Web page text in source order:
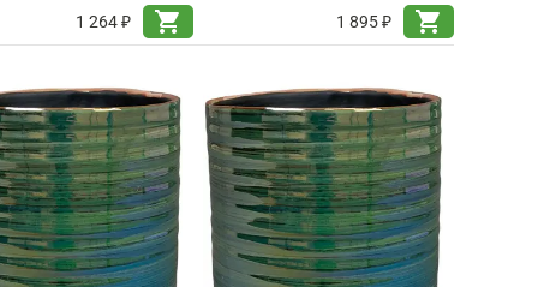
1 264 ₽
shopping_cart
1 895 ₽
shopping_cart